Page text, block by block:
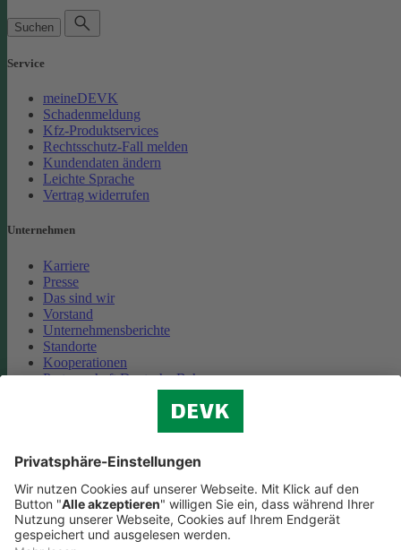
Suchen
Service
meineDEVK
Schadenmeldung
Kfz-Produktservices
Rechtsschutz-Fall melden
Kundendaten ändern
Leichte Sprache
Vertrag widerrufen
Unternehmen
Karriere
Presse
Das sind wir
Vorstand
Unternehmensberichte
Standorte
Kooperationen
Partnerschaft Deutsche Bahn
Cookie-Einstellungen
Datenschutz